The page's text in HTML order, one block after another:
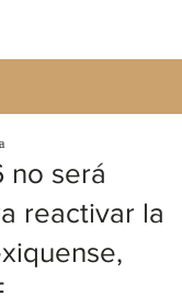
no será
reactivar la